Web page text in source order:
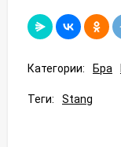
Категории: Бра
Теги: Stang